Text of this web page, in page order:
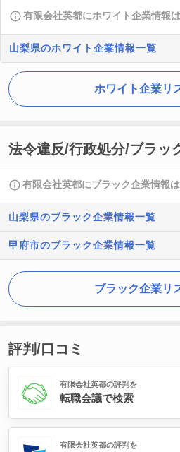
有限会社英都にホワイト企業情報は
山梨県のホワイト企業情報一覧
ホワイト企業リ
法令違反/行政処分/ブラッ
有限会社英都にブラック企業情報は
山梨県のブラック企業情報一覧
甲府市のブラック企業情報一覧
ブラック企業リ
評判/口コミ
有限会社英都の評判を
転職会議で検索
有限会社英都の評判を